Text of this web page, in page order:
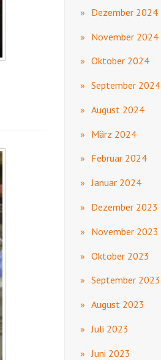
Dezember 2024
November 2024
Oktober 2024
September 2024
August 2024
März 2024
Februar 2024
Januar 2024
Dezember 2023
November 2023
Oktober 2023
September 2023
August 2023
Juli 2023
Juni 2023